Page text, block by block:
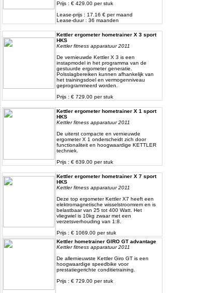
Prijs : € 429.00 per stuk
Lease-prijs : 17.16 € per maand
Lease-duur : 36 maanden
Kettler ergometer hometrainer X 3 sport
HKS
Kettler fitness apparatuur 2011
De vernieuwde Kettler X 3 is een
instapmodel in het programma van de
gestuurde ergometer generatie.
Polsslagbereiken kunnen afhankelijk van
het trainingsdoel en vermogenniveau
geprogrammeerd worden.
Prijs : € 729.00 per stuk
Kettler ergometer hometrainer X 1 sport
HKS
Kettler fitness apparatuur 2011
De uiterst compacte en vernieuwde
ergometer X 1 onderscheidt zich door
functionaliteit en hoogwaardige KETTLER
techniek.
Prijs : € 639.00 per stuk
Kettler ergometer hometrainer X 7 sport
HKS
Kettler fitness apparatuur 2011
Deze top ergometer Kettler X7 heeft een
elektromagnetische wisselstroomrem en is
belastbaar van 25 tot 400 Watt. Het
vliegwiel is 10kg zwaar met een
verzetsverhouding van 1:8.
Prijs : € 1069.00 per stuk
Kettler hometrainer GIRO GT advantage
Kettler fitness apparatuur 2011
De allernieuwste Kettler Giro GT is een
hoogwaardige speedbike voor
prestatiegerichte conditietraining.
Prijs : € 729.00 per stuk